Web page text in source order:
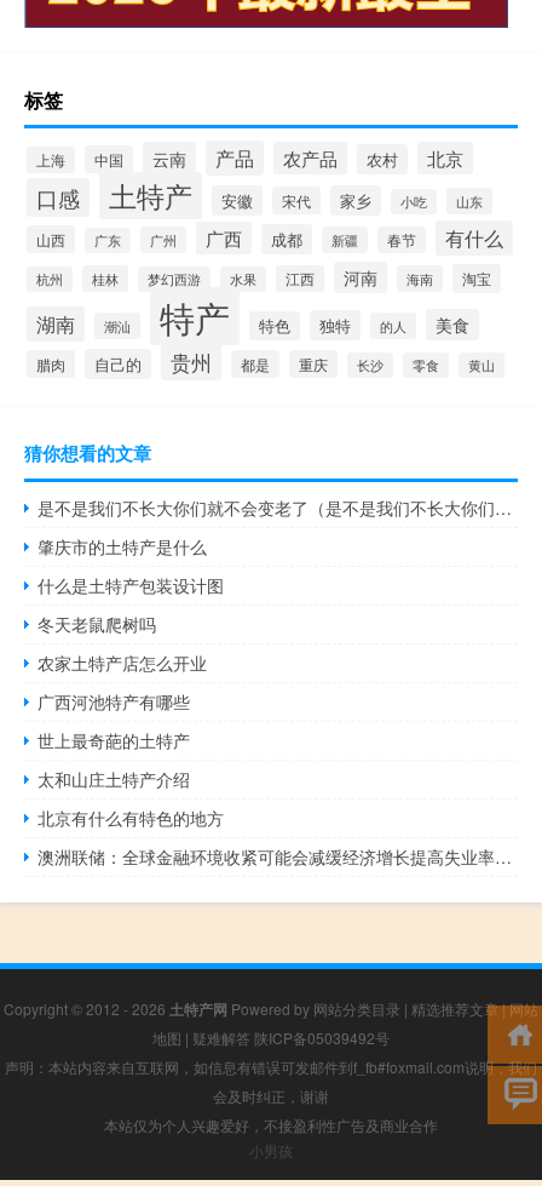
标签
上海 中国 云南 产品 农产品 农村 北京
口感 土特产 安徽 宋代 家乡 小吃 山东
山西 广东 广州 广西 成都 新疆 春节 有什么
杭州 桂林 梦幻西游 水果 江西 河南 海南 淘宝
湖南 潮汕 特产 特色 独特 的人 美食
腊肉 自己的 贵州 都是 重庆 长沙 零食 黄山
猜你想看的文章
是不是我们不长大你们就不会变老了（是不是我们不长大你们就不会变老）
肇庆市的土特产是什么
什么是土特产包装设计图
冬天老鼠爬树吗
农家土特产店怎么开业
广西河池特产有哪些
世上最奇葩的土特产
太和山庄土特产介绍
北京有什么有特色的地方
澳洲联储：全球金融环境收紧可能会减缓经济增长提高失业率利率进一步上升而大多数借款人将处在更好的状态大多数借款人也有能力应对更久的高利率时期
Copyright © 2012 - 2026 土特产网 Powered by 网站分类目录 | 精选推荐文章|网站
地图 | 疑难解答 陕ICP备05039492号
声明：本站内容来自互联网，如信息有错误可发邮件到f_fb#foxmail.com说明，我们
会及时纠正，谢谢
本站仅为个人兴趣爱好，不接盈利性广告及商业合作
小男孩